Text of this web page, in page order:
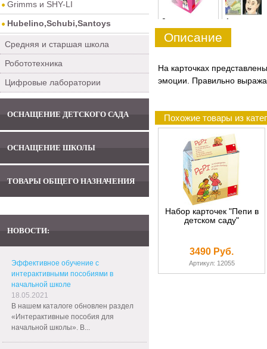
Grimms и SHY-LI
Hubelino,Schubi,Santoys
Средняя и старшая школа
Робототехника
Цифровые лаборатории
ОСНАЩЕНИЕ ДЕТСКОГО САДА
ОСНАЩЕНИЕ ШКОЛЫ
ТОВАРЫ ОБЩЕГО НАЗНАЧЕНИЯ
НОВОСТИ:
Эффективное обучение с
интерактивными пособиями в
начальной школе
18.05.2021
В нашем каталоге обновлен раздел
«Интерактивные пособия для
начальной школы». В...
0 1
Описание
На карточках
эмоции. Правильно
Похожие товары из
Набор карточек "Пепи в
детском саду"
3490 Руб.
Артикул: 12055